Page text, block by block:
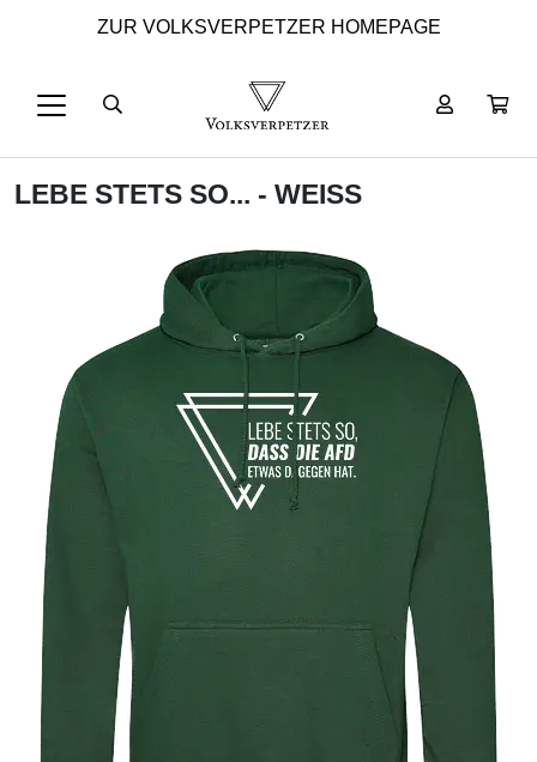
ZUR VOLKSVERPETZER HOMEPAGE
LEBE STETS SO... - WEISS